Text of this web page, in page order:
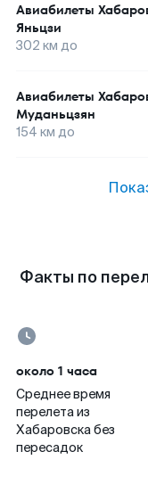
Авиабилеты
Яньцзи
302 км до
Авиабилеты
Муданьцзян
154 км до
Факты по
около 1 часа
Среднее время
перелета из
Хабаровска без
пересадок